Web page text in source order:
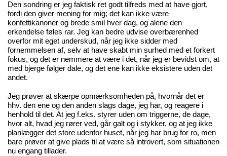
Den sondring er jeg faktisk ret godt tilfreds med at have gjort,
fordi den giver mening for mig; det kan ikke være
konfettikanoner og brede smil hver dag, og alene den
erkendelse føles rar. Jeg kan bedre udvise overbærenhed
overfor mit eget underskud, når jeg ikke sidder med
fornemmelsen af, selv at have skabt min surhed med et forkert
fokus, og det er nemmere at være i det, når jeg er bevidst om, at
med bjerge følger dale, og det ene kan ikke eksistere uden det
andet.
Jeg prøver at skærpe opmærksomheden på, hvornår det er
hhv. den ene og den anden slags dage, jeg har, og reagere i
henhold til det. At jeg f.eks. styrer uden om triggerne, de dage,
hvor alt, hvad jeg rører ved, går galt og i stykker, og at jeg ikke
planlægger det store udenfor huset, når jeg har brug for ro, men
bare prøver at give plads til at være så introvert, som situationen
nu engang tillader.